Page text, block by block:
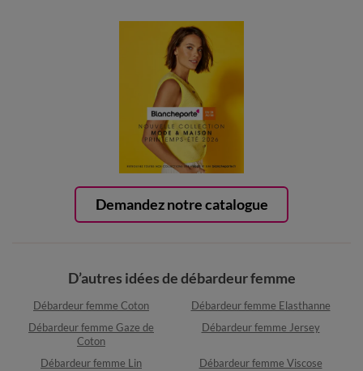
Demandez notre catalogue
D’autres idées de débardeur femme
Débardeur femme Coton
Débardeur femme Elasthanne
Débardeur femme Gaze de
Coton
Débardeur femme Jersey
Débardeur femme Lin Débardeur femme Viscose